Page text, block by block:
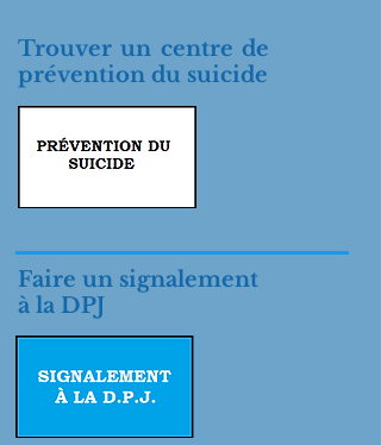
Trouver un centre de
prévention du suicide
Faire un signalement
à la DPJ